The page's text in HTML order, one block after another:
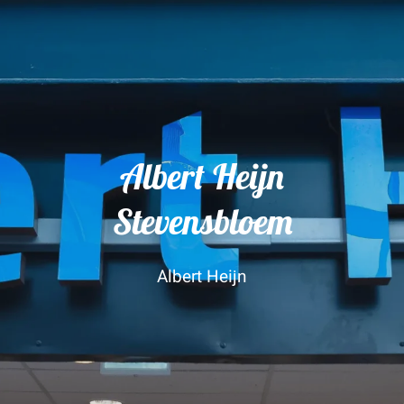
Albert Heijn
Stevensbloem
Albert Heijn